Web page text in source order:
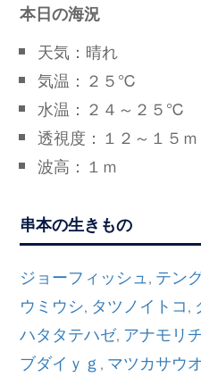
本日の海況
天気：晴れ
気温：２５℃
水温：２４～２５℃
透視度：１２～１５ｍ
波高：１ｍ
串本の生きもの
ジョーフィッシュ , テン
ウミウシ, タツノイトコ ,
ハタタテハゼ, アナモリ
ブダイｙｇ , マツカサウ